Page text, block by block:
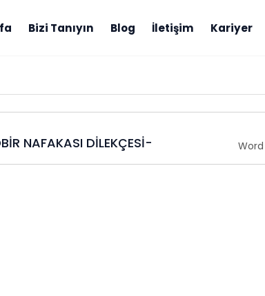
Bizi Tanıyın Blog İletişim Kariyer
NAFAKASI DİLEKÇESİ-